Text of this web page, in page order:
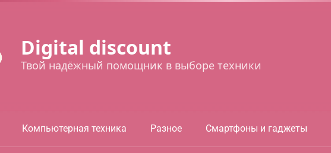
Digital discount
Твой надёжный помощник в выборе техники
Компьютерная техника Разное Смартфоны и гаджеты